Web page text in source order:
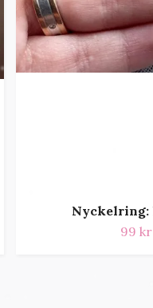
Nyckelring:
99 kr